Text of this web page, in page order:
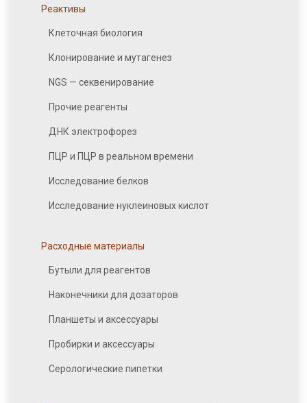
Реактивы
Клеточная биология
Клонирование и мутагенез
NGS — секвенирование
Прочие реагенты
ДНК электрофорез
ПЦР и ПЦР в реальном времени
Исследование белков
Исследование нуклеиновых кислот
Расходные материалы
Бутыли для реагентов
Наконечники для дозаторов
Планшеты и аксессуары
Пробирки и аксессуары
Серологические пипетки